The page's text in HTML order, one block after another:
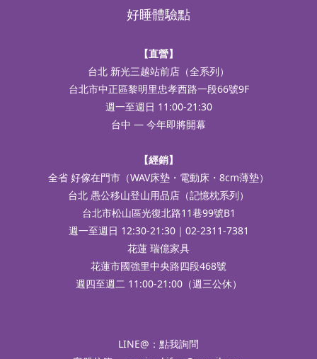
好睡體驗點
【直營】
台北 新光三越站前店（全系列）
台北市中正區黎明里忠孝西路一段66號9F
週一至週日 11:00-21:30
台中 — 今年即將開幕
【經銷】
全省 好傢在門市（WAV床墊・電動床・8cm薄墊）
台北 愚公移山登山用品店（記憶枕系列）
台北市松山區光復北路11巷99號B1
週一至週日 12:30-21:30｜02-2311-7381
花蓮 瑞億家具
花蓮市國強里中央路四段468號
週四至週二 11:00-21:00（週三公休）
LINE@： 點我詢問